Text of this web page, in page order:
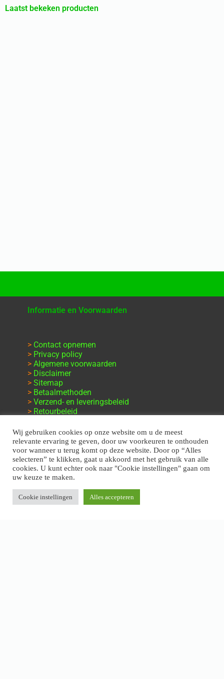
Laatst bekeken producten
Informatie en Voorwaarden
> Contact opnemen
> Privacy policy
> Algemene voorwaarden
> Disclaimer
> Sitemap
> Betaalmethoden
> Verzend- en leveringsbeleid
> Retourbeleid
Wij gebruiken cookies op onze website om u de meest
relevante ervaring te geven, door uw voorkeuren te onthouden
voor wanneer u terug komt op deze website. Door op “Alles
selecteren” te klikken, gaat u akkoord met het gebruik van alle
cookies. U kunt echter ook naar "Cookie instellingen" gaan om
uw keuze te maken.
Cookie instellingen Alles accepteren